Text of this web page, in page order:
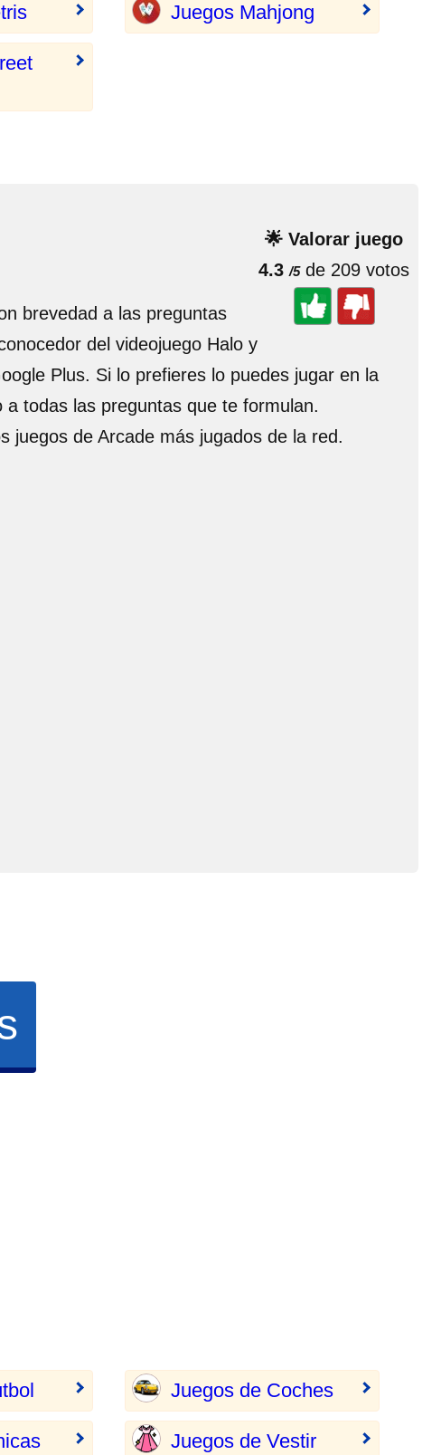
Juegos Mahjong
🌟 Valorar juego
4.3 /5de 209 votos
brevedad a las preguntas
del videojuego Halo y
Plus. Si lo prefieres lo puedes jugar en la
todas las preguntas que te formulan.
juegos de Arcade más jugados de la red.
Juegos de Coches
Juegos de Vestir